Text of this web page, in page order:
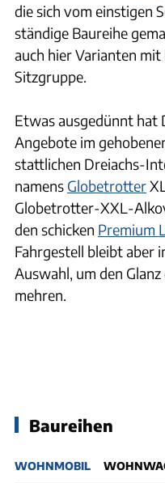
die sich vom einstigen
ständige Baureihe
auch hier Varianten
Sitzgruppe.
Etwas ausgedünnt hat
Angebote im
stattlichen Dreiachs-
namens Globetrotter
Globetrotter-XXL-
den schicken Premium
Fahrgestell bleibt aber
Auswahl, um den
mehren.
Baureihen
WOHNMOBIL